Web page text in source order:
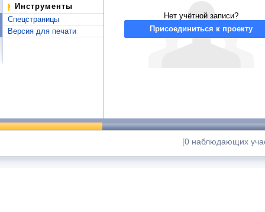
Инструменты
Спецстраницы
Версия для печати
Нет учётной записи?
Присоединиться к проекту
[0 наблюдающих